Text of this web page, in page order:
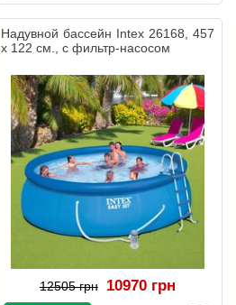
Надувной бассейн Intex 26168, 457
х 122 см., с фильтр-насосом
12505 грн 10970 грн